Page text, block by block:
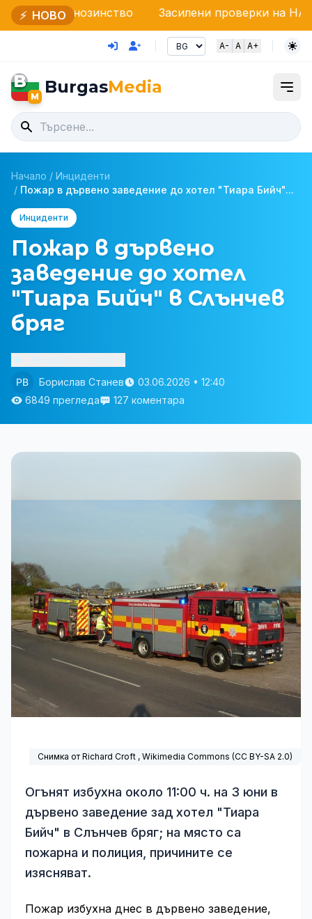
⚡ НОВО Засилени проверки на НАП и Гранична
A- A A+
B
M BurgasMedia
Начало / Инциденти
/ Пожар в дървено заведение до хотел "Тиара Бийч"...
Инциденти
Пожар в дървено
заведение до хотел
"Тиара Бийч" в Слънчев
бряг
Борислав Станев
03.06.2026 • 12:40
6849 прегледа
127 коментара
Снимка от Richard Croft , Wikimedia Commons (CC BY-SA 2.0)
Огънят избухна около 11:00 ч. на 3 юни в
дървено заведение зад хотел "Тиара
Бийч" в Слънчев бряг; на място са
пожарна и полиция, причините се
изясняват.
Пожар избухна днес в дървено заведение,